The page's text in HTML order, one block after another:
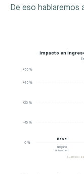
De eso hablaremos
Impacto en
0 %
+15 %
+30 %
+45 %
+55 %
Ninguna
Antworten
Base
Fuentes: